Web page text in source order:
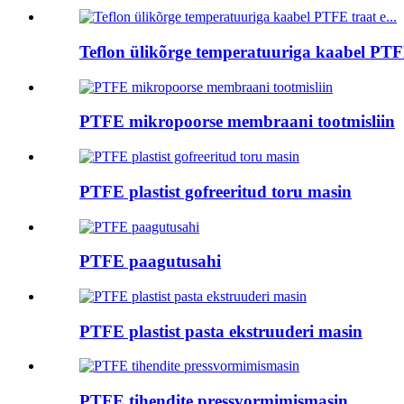
Teflon ülikõrge temperatuuriga kaabel
PTFE mikropoorse membraani tootmisliin
PTFE plastist gofreeritud toru masin
PTFE paagutusahi
PTFE plastist pasta ekstruuderi masin